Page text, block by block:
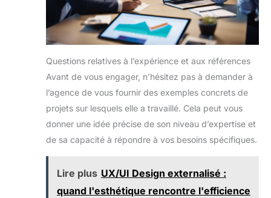
Questions relatives à l’expérience et aux références
Avant de vous engager, n’hésitez pas à demander à
l’agence de vous fournir des exemples concrets de
projets sur lesquels elle a travaillé. Cela peut vous
donner une idée précise de son niveau d’expertise et
de sa capacité à répondre à vos besoins spécifiques.
Lire plus UX/UI Design externalisé :
quand l'esthétique rencontre l'efficience